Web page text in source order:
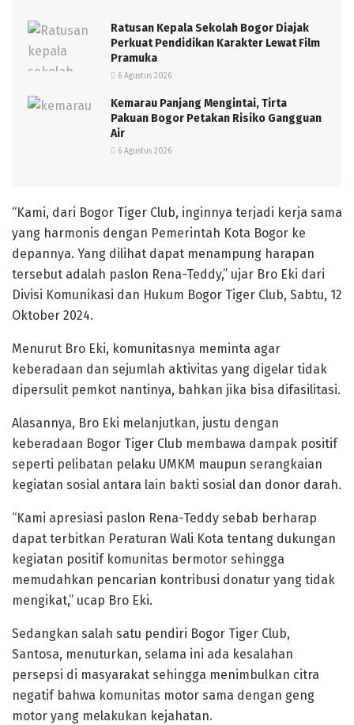
Ratusan Kepala Sekolah Bogor Diajak
Perkuat Pendidikan Karakter Lewat Film
Pramuka
6 Agustus 2026
Kemarau Panjang Mengintai, Tirta
Pakuan Bogor Petakan Risiko Gangguan
Air
6 Agustus 2026
“Kami, dari Bogor Tiger Club, inginnya terjadi kerja sama
yang harmonis dengan Pemerintah Kota Bogor ke
depannya. Yang dilihat dapat menampung harapan
tersebut adalah paslon Rena-Teddy,” ujar Bro Eki dari
Divisi Komunikasi dan Hukum Bogor Tiger Club, Sabtu, 12
Oktober 2024.
Menurut Bro Eki, komunitasnya meminta agar
keberadaan dan sejumlah aktivitas yang digelar tidak
dipersulit pemkot nantinya, bahkan jika bisa difasilitasi.
Alasannya, Bro Eki melanjutkan, justu dengan
keberadaan Bogor Tiger Club membawa dampak positif
seperti pelibatan pelaku UMKM maupun serangkaian
kegiatan sosial antara lain bakti sosial dan donor darah.
“Kami apresiasi paslon Rena-Teddy sebab berharap
dapat terbitkan Peraturan Wali Kota tentang dukungan
kegiatan positif komunitas bermotor sehingga
memudahkan pencarian kontribusi donatur yang tidak
mengikat,” ucap Bro Eki.
Sedangkan salah satu pendiri Bogor Tiger Club,
Santosa, menuturkan, selama ini ada kesalahan
persepsi di masyarakat sehingga menimbulkan citra
negatif bahwa komunitas motor sama dengan geng
motor yang melakukan kejahatan.